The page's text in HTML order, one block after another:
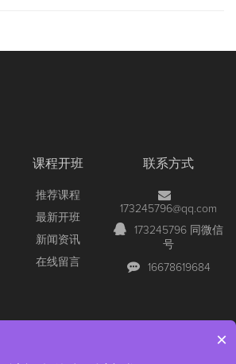
课程开班
推荐课程
最新开班
新闻资讯
在线留言
联系方式
173245796@qq.com
173245796 同微信
号
16678619684
×